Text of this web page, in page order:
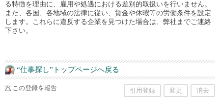
る特徴を理由に、雇用や処遇における差別的取扱いを行いません。
また、各国、各地域の法律に従い、賃金や休暇等の労働条件を設定
します。これらに違反する企業を見つけた場合は、弊社までご連絡
下さい。
“仕事探し”トップページへ戻る
この登録を報告 引用登録 変更 消去